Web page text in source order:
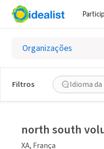
Filtros Idioma
north south
XA, França